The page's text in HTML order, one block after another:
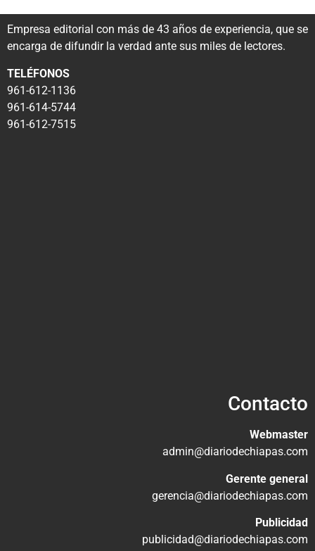
Empresa editorial con más de 43 años de experiencia, que se
encarga de difundir la verdad ante sus miles de lectores.
TELÉFONOS
961-612-1136
961-614-5744
961-612-7515
Contacto
Webmaster
admin@diariodechiapas.com
Gerente general
gerencia@diariodechiapas.com
Publicidad
publicidad@diariodechiapas.com